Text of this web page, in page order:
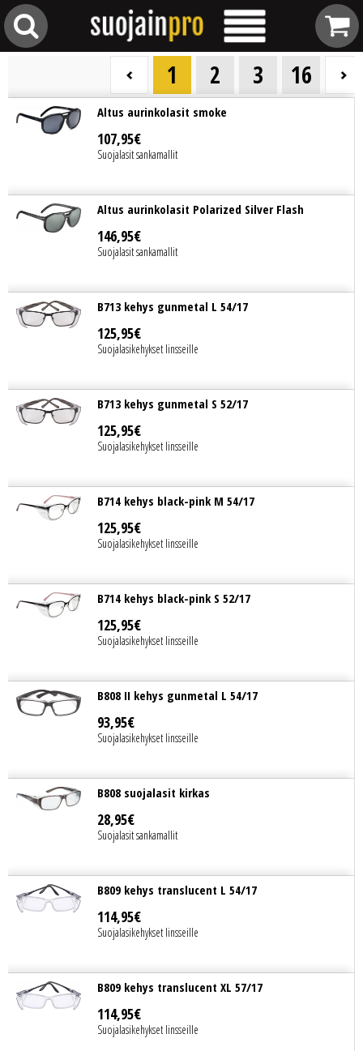
1 2 3 16
Altus aurinkolasit smoke
107,95€
Suojalasit sankamallit
Altus aurinkolasit Polarized Silver Flash
146,95€
Suojalasit sankamallit
B713 kehys gunmetal L 54/17
125,95€
Suojalasikehykset linsseille
B713 kehys gunmetal S 52/17
125,95€
Suojalasikehykset linsseille
B714 kehys black-pink M 54/17
125,95€
Suojalasikehykset linsseille
B714 kehys black-pink S 52/17
125,95€
Suojalasikehykset linsseille
B808 II kehys gunmetal L 54/17
93,95€
Suojalasikehykset linsseille
B808 suojalasit kirkas
28,95€
Suojalasit sankamallit
B809 kehys translucent L 54/17
114,95€
Suojalasikehykset linsseille
B809 kehys translucent XL 57/17
114,95€
Suojalasikehykset linsseille